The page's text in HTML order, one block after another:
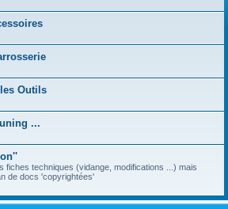
Outils
...
fiches techniques (vidange, modifications ...) mais
de docs 'copyrightées'